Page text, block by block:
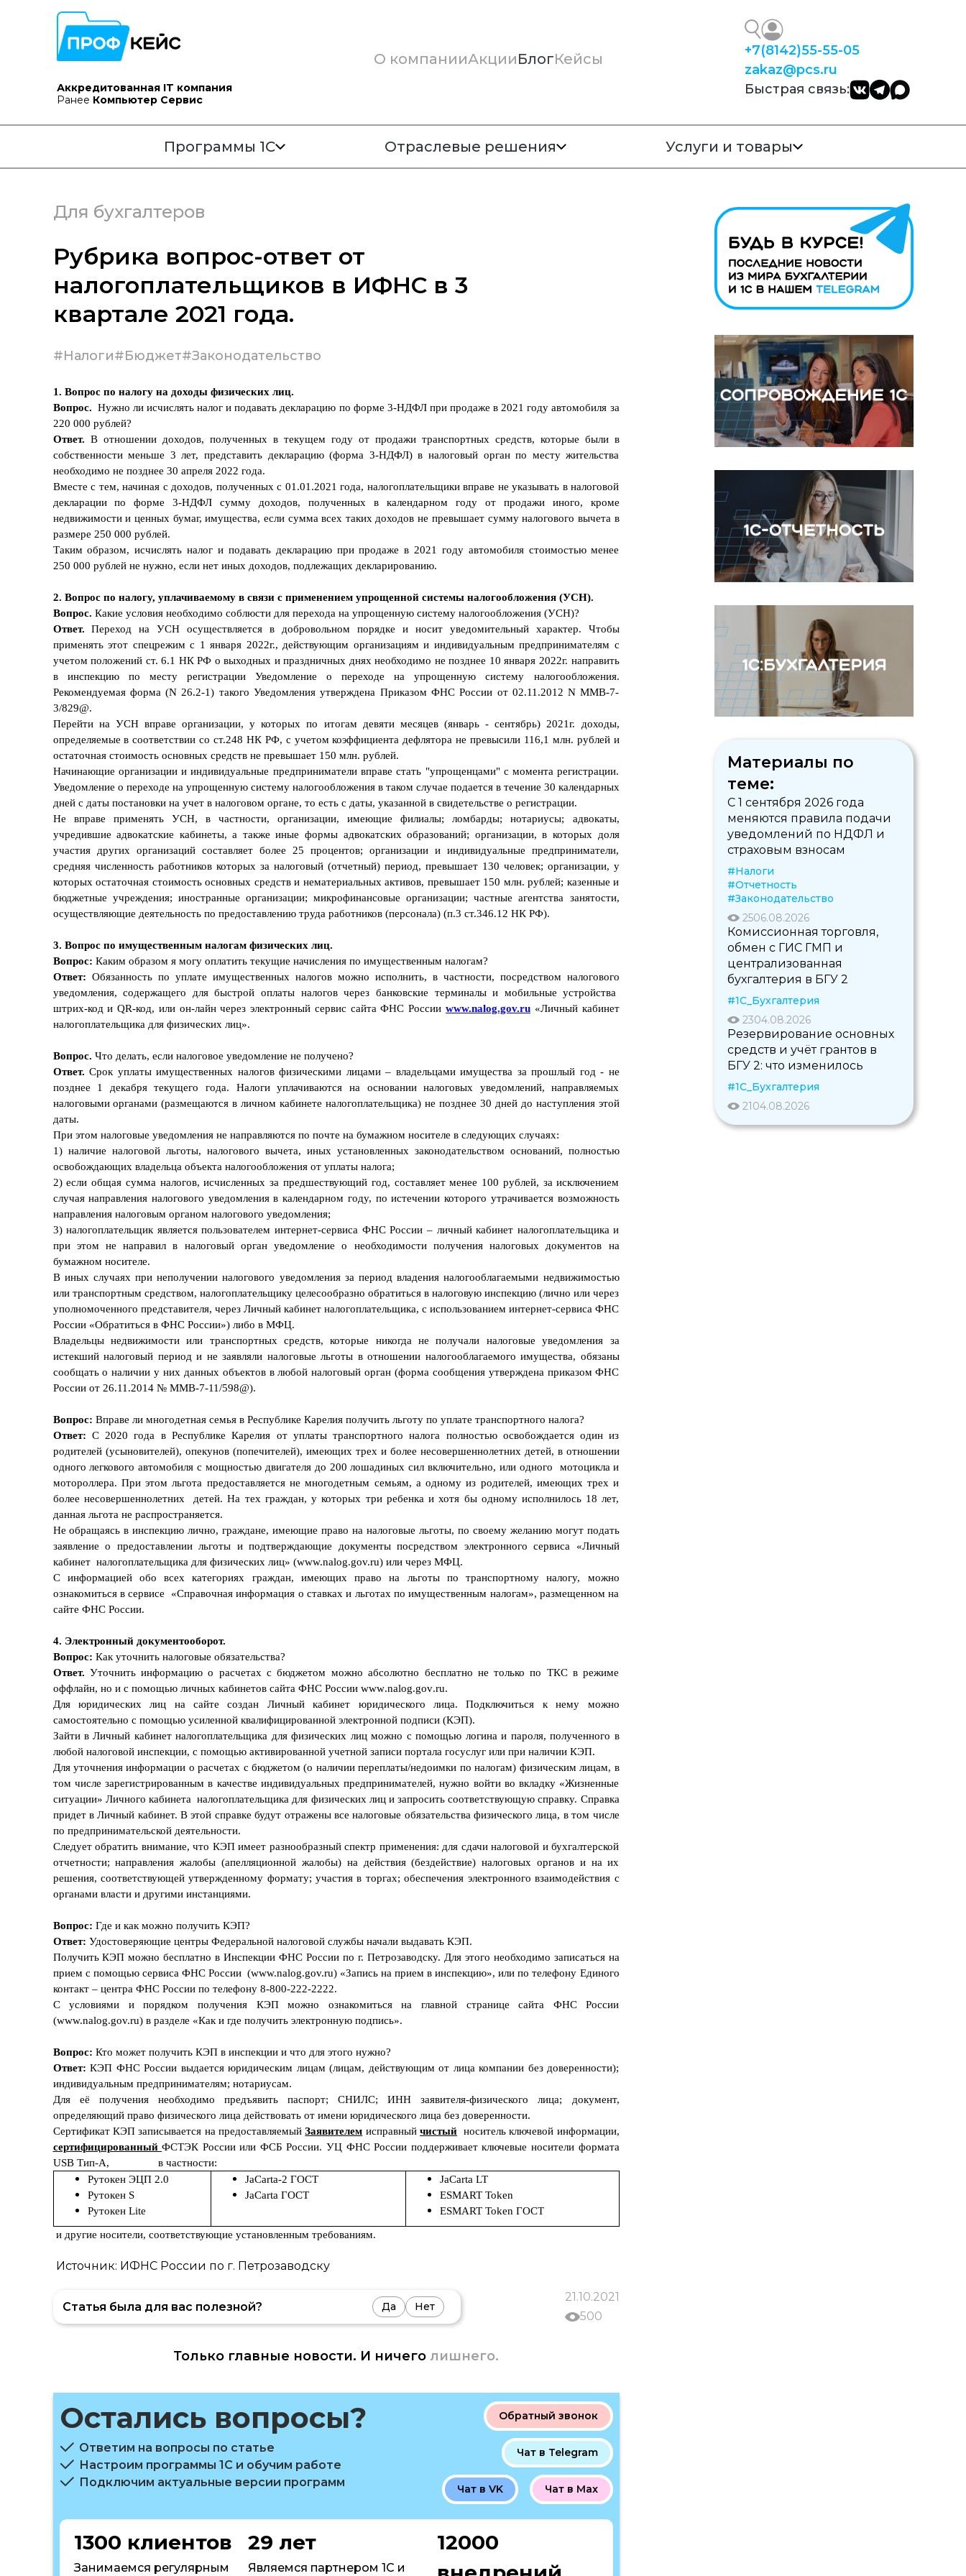
Аккредитованная IT компания
Ранее Компьютер Сервис
О компанииАкцииБлогКейсы
+7(8142)55-55-05
zakaz@pcs.ru
Быстрая связь:
Программы 1С Отраслевые решения Услуги и товары
Для бухгалтеров
Рубрика вопрос-ответ от
налогоплательщиков в ИФНС в 3
квартале 2021 года.
#Налоги#Бюджет#Законодательство
1. Вопрос по налогу на доходы физических лиц.
Вопрос. Нужно ли исчислять налог и подавать декларацию по форме 3-НДФЛ при продаже в 2021 году автомобиля за
220 000 рублей?
Ответ. В отношении доходов, полученных в текущем году от продажи транспортных средств, которые были в
собственности меньше 3 лет, представить декларацию (форма 3-НДФЛ) в налоговый орган по месту жительства
необходимо не позднее 30 апреля 2022 года.
Вместе с тем, начиная с доходов, полученных с 01.01.2021 года, налогоплательщики вправе не указывать в налоговой
декларации по форме 3-НДФЛ сумму доходов, полученных в календарном году от продажи иного, кроме
недвижимости и ценных бумаг, имущества, если сумма всех таких доходов не превышает сумму налогового вычета в
размере 250 000 рублей.
Таким образом, исчислять налог и подавать декларацию при продаже в 2021 году автомобиля стоимостью менее
250 000 рублей не нужно, если нет иных доходов, подлежащих декларированию.
2. Вопрос по налогу, уплачиваемому в связи с применением упрощенной системы налогообложения (УСН).
Вопрос. Какие условия необходимо соблюсти для перехода на упрощенную систему налогообложения (УСН)?
Ответ. Переход на УСН осуществляется в добровольном порядке и носит уведомительный характер. Чтобы
применять этот спецрежим с 1 января 2022г., действующим организациям и индивидуальным предпринимателям с
учетом положений ст. 6.1 НК РФ о выходных и праздничных днях необходимо не позднее 10 января 2022г. направить
в инспекцию по месту регистрации Уведомление о переходе на упрощенную систему налогообложения.
Рекомендуемая форма (N 26.2-1) такого Уведомления утверждена Приказом ФНС России от 02.11.2012 N ММВ-7-
3/829@.
Перейти на УСН вправе организации, у которых по итогам девяти месяцев (январь - сентябрь) 2021г. доходы,
определяемые в соответствии со ст.248 НК РФ, с учетом коэффициента дефлятора не превысили 116,1 млн. рублей и
остаточная стоимость основных средств не превышает 150 млн. рублей.
Начинающие организации и индивидуальные предприниматели вправе стать "упрощенцами" с момента регистрации.
Уведомление о переходе на упрощенную систему налогообложения в таком случае подается в течение 30 календарных
дней с даты постановки на учет в налоговом органе, то есть с даты, указанной в свидетельстве о регистрации.
Не вправе применять УСН, в частности, организации, имеющие филиалы; ломбарды; нотариусы; адвокаты,
учредившие адвокатские кабинеты, а также иные формы адвокатских образований; организации, в которых доля
участия других организаций составляет более 25 процентов; организации и индивидуальные предприниматели,
средняя численность работников которых за налоговый (отчетный) период, превышает 130 человек; организации, у
которых остаточная стоимость основных средств и нематериальных активов, превышает 150 млн. рублей; казенные и
бюджетные учреждения; иностранные организации; микрофинансовые организации; частные агентства занятости,
осуществляющие деятельность по предоставлению труда работников (персонала) (п.3 ст.346.12 НК РФ).
3. Вопрос по имущественным налогам физических лиц.
Вопрос: Каким образом я могу оплатить текущие начисления по имущественным налогам?
Ответ: Обязанность по уплате имущественных налогов можно исполнить, в частности, посредством налогового
уведомления, содержащего для быстрой оплаты налогов через банковские терминалы и мобильные устройства
штрих-код и QR-код, или он-лайн через электронный сервис сайта ФНС России www.nalog.gov.ru«Личный кабинет
налогоплательщика для физических лиц».
Вопрос. Что делать, если налоговое уведомление не получено?
Ответ. Срок уплаты имущественных налогов физическими лицами – владельцами имущества за прошлый год - не
позднее 1 декабря текущего года. Налоги уплачиваются на основании налоговых уведомлений, направляемых
налоговыми органами (размещаются в личном кабинете налогоплательщика) не позднее 30 дней до наступления этой
даты.
При этом налоговые уведомления не направляются по почте на бумажном носителе в следующих случаях:
1) наличие налоговой льготы, налогового вычета, иных установленных законодательством оснований, полностью
освобождающих владельца объекта налогообложения от уплаты налога;
2) если общая сумма налогов, исчисленных за предшествующий год, составляет менее 100 рублей, за исключением
случая направления налогового уведомления в календарном году, по истечении которого утрачивается возможность
направления налоговым органом налогового уведомления;
3) налогоплательщик является пользователем интернет-сервиса ФНС России – личный кабинет налогоплательщика и
при этом не направил в налоговый орган уведомление о необходимости получения налоговых документов на
бумажном носителе.
В иных случаях при неполучении налогового уведомления за период владения налогооблагаемыми недвижимостью
или транспортным средством, налогоплательщику целесообразно обратиться в налоговую инспекцию (лично или через
уполномоченного представителя, через Личный кабинет налогоплательщика, с использованием интернет-сервиса ФНС
России «Обратиться в ФНС России») либо в МФЦ.
Владельцы недвижимости или транспортных средств, которые никогда не получали налоговые уведомления за
истекший налоговый период и не заявляли налоговые льготы в отношении налогооблагаемого имущества, обязаны
сообщать о наличии у них данных объектов в любой налоговый орган (форма сообщения утверждена приказом ФНС
России от 26.11.2014 № ММВ-7-11/598@).
Вопрос: Вправе ли многодетная семья в Республике Карелия получить льготу по уплате транспортного налога?
Ответ: С 2020 года в Республике Карелия от уплаты транспортного налога полностью освобождается один из
родителей (усыновителей), опекунов (попечителей), имеющих трех и более несовершеннолетних детей, в отношении
одного легкового автомобиля с мощностью двигателя до 200 лошадиных сил включительно, или одного мотоцикла и
мотороллера. При этом льгота предоставляется не многодетным семьям, а одному из родителей, имеющих трех и
более несовершеннолетних детей. На тех граждан, у которых три ребенка и хотя бы одному исполнилось 18 лет,
данная льгота не распространяется.
Не обращаясь в инспекцию лично, граждане, имеющие право на налоговые льготы, по своему желанию могут подать
заявление о предоставлении льготы и подтверждающие документы посредством электронного сервиса «Личный
кабинет налогоплательщика для физических лиц» (www.nalog.gov.ru) или через МФЦ.
С информацией обо всех категориях граждан, имеющих право на льготы по транспортному налогу, можно
ознакомиться в сервисе «Справочная информация о ставках и льготах по имущественным налогам», размещенном на
сайте ФНС России.
4. Электронный документооборот.
Вопрос: Как уточнить налоговые обязательства?
Ответ. Уточнить информацию о расчетах с бюджетом можно абсолютно бесплатно не только по ТКС в режиме
оффлайн, но и с помощью личных кабинетов сайта ФНС России www.nalog.gov.ru.
Для юридических лиц на сайте создан Личный кабинет юридического лица. Подключиться к нему можно
самостоятельно с помощью усиленной квалифицированной электронной подписи (КЭП).
Зайти в Личный кабинет налогоплательщика для физических лиц можно с помощью логина и пароля, полученного в
любой налоговой инспекции, с помощью активированной учетной записи портала госуслуг или при наличии КЭП.
Для уточнения информации о расчетах с бюджетом (о наличии переплаты/недоимки по налогам) физическим лицам, в
том числе зарегистрированным в качестве индивидуальных предпринимателей, нужно войти во вкладку «Жизненные
ситуации» Личного кабинета налогоплательщика для физических лиц и запросить соответствующую справку. Справка
придет в Личный кабинет. В этой справке будут отражены все налоговые обязательства физического лица, в том числе
по предпринимательской деятельности.
Следует обратить внимание, что КЭП имеет разнообразный спектр применения: для сдачи налоговой и бухгалтерской
отчетности; направления жалобы (апелляционной жалобы) на действия (бездействие) налоговых органов и на их
решения, соответствующей утвержденному формату; участия в торгах; обеспечения электронного взаимодействия с
органами власти и другими инстанциями.
Вопрос: Где и как можно получить КЭП?
Ответ: Удостоверяющие центры Федеральной налоговой службы начали выдавать КЭП.
Получить КЭП можно бесплатно в Инспекции ФНС России по г. Петрозаводску. Для этого необходимо записаться на
прием с помощью сервиса ФНС России (www.nalog.gov.ru) «Запись на прием в инспекцию», или по телефону Единого
контакт – центра ФНС России по телефону 8-800-222-2222.
С условиями и порядком получения КЭП можно ознакомиться на главной странице сайта ФНС России
(www.nalog.gov.ru) в разделе «Как и где получить электронную подпись».
Вопрос: Кто может получить КЭП в инспекции и что для этого нужно?
Ответ: КЭП ФНС России выдается юридическим лицам (лицам, действующим от лица компании без доверенности);
индивидуальным предпринимателям; нотариусам.
Для её получения необходимо предъявить паспорт; СНИЛС; ИНН заявителя-физического лица; документ,
определяющий право физического лица действовать от имени юридического лица без доверенности.
Сертификат КЭП записывается на предоставляемыйЗаявителем исправныйчистый носитель ключевой информации,
сертифицированныйФСТЭК России или ФСБ России. УЦ ФНС России поддерживает ключевые носители формата
USB Тип-A, в частности:
Рутокен ЭЦП 2.0
Рутокен S
Рутокен Lite
JaCarta-2 ГОСТ
JaCarta ГОСТ
JaCarta LT
ESMART Token
ESMART Token ГОСТ
и другие носители, соответствующие установленным требованиям.
Источник: ИФНС России по г. Петрозаводску
21.10.2021
500
Статья была для вас полезной? Да Нет
Только главные новости. И ничего лишнего.
Остались вопросы?
Ответим на вопросы по статье
Настроим программы 1С и обучим работе
Подключим актуальные версии программ
Обратный звонок
Чат в Telegram
Чат в Max
Чат в VK
1300 клиентов
Занимаемся регулярным
29 лет
Являемся партнером 1С и
12000
Материалы по
теме:
С 1 сентября 2026 года
меняются правила подачи
уведомлений по НДФЛ и
страховым взносам
#Налоги
#Отчетность
#Законодательство
2506.08.2026
Комиссионная торговля,
обмен с ГИС ГМП и
централизованная
бухгалтерия в БГУ 2
#1С_Бухгалтерия
2304.08.2026
Резервирование основных
средств и учёт грантов в
БГУ 2: что изменилось
#1С_Бухгалтерия
21 04.08.2026